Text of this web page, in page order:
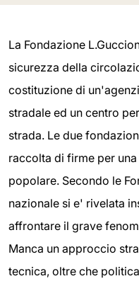
La Fondazione
sicurezza della
costituzione di
stradale ed un centro
strada. Le due
raccolta di firme per
popolare. Secondo le
nazionale si e' rivelata
affrontare il grave
Manca un approccio
tecnica, oltre che